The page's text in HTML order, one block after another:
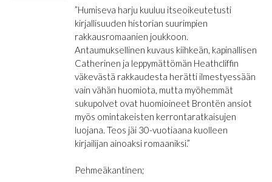
”Humiseva harju kuuluu itseoikeutetusti
kirjallisuuden historian suurimpien
rakkausromaanien joukkoon.
Antaumuksellinen kuvaus kiihkeän, kapinallisen
Catherinen ja leppymättömän Heathcliffin
väkevästä rakkaudesta herätti ilmestyessään
vain vähän huomiota, mutta myöhemmät
sukupolvet ovat huomioineet Brontën ansiot
myös omintakeisten kerrontaratkaisujen
luojana. Teos jäi 30-vuotiaana kuolleen
kirjailijan ainoaksi romaaniksi.”
Pehmeäkantinen;